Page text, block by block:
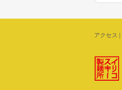
アクセス |